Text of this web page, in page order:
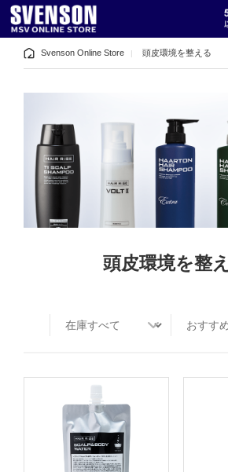
Svenson Online Store 頭皮環境を整える
頭皮環境を整